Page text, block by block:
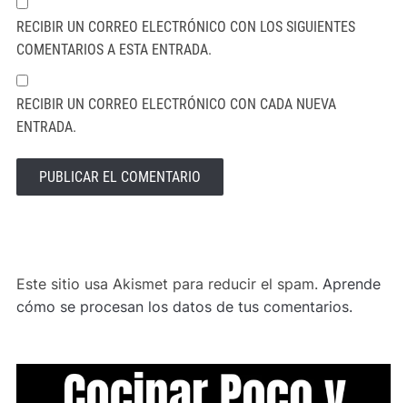
RECIBIR UN CORREO ELECTRÓNICO CON LOS SIGUIENTES
COMENTARIOS A ESTA ENTRADA.
RECIBIR UN CORREO ELECTRÓNICO CON CADA NUEVA
ENTRADA.
Este sitio usa Akismet para reducir el spam. Aprende
cómo se procesan los datos de tus comentarios.